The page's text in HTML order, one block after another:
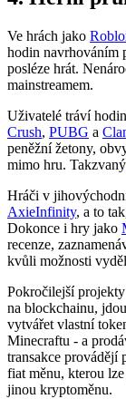
Ve hrách jako
hodin navrhováním
posléze hrát.
mainstreamem.
Uživatelé tráví
Crush, PUBG a
peněžní žetony,
mimo hru. Takzvaný
Hráči v
AxieInfinity, a to
Dokonce i hry jako
recenze,
kvůli možnosti
Pokročilejší
na blockchainu,
vytvářet vlastní
Minecraftu - a
transakce provádějí
fiat měnu, kterou
jinou kryptoměnu.